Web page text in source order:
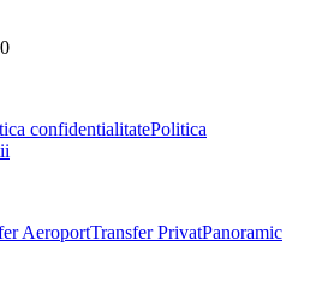
confidentialitatePolitica
AeroportTransfer PrivatPanoramic